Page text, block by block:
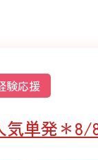
験応援
気単発＊